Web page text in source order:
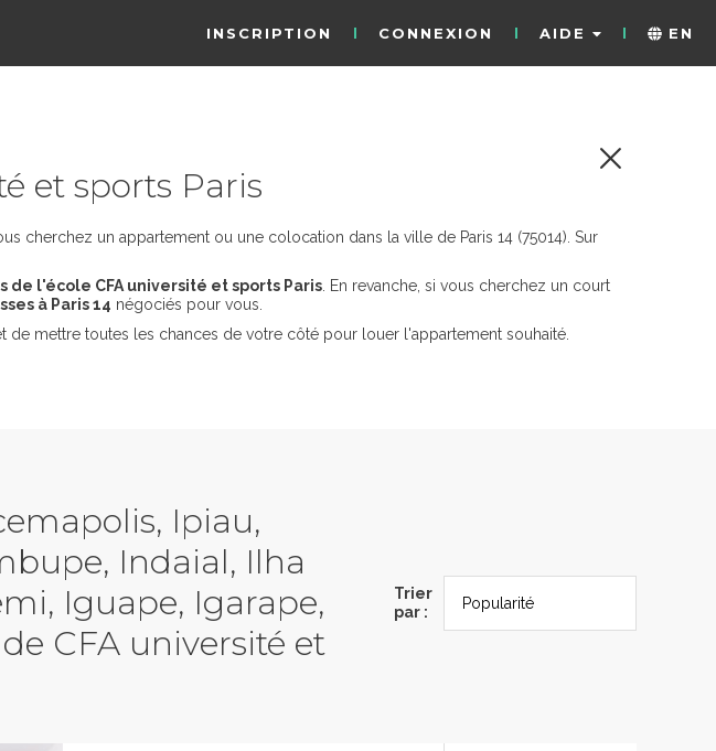
INSCRIPTION CONNEXION AIDE EN
et sports Paris
cherchez un appartement ou une colocation dans la ville de Paris 14 (75014). Sur
l'école CFA université et sports Paris . En revanche, si vous cherchez un court
à Paris 14 négociés pour vous.
mettre toutes les chances de votre côté pour louer l'appartement souhaité.
Ipiau,
Indaial, Ilha
Iguape, Igarape,
CFA université et
Trier
par :